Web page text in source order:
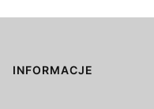
Linki w stopce
INFORMACJE